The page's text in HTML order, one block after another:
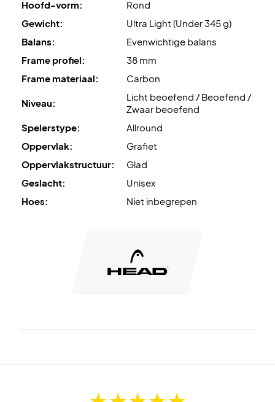
Wordt geleverd zonder hoes!
Hoofd-vorm:
Rond
Gewicht:
Ultra Light (Under 345 g)
Balans:
Evenwichtige balans
Frame profiel:
38 mm
Frame materiaal:
Carbon
Niveau:
Licht beoefend / Beoefend /
Zwaar beoefend
Spelerstype:
Allround
Oppervlak:
Grafiet
Oppervlakstructuur:
Glad
Geslacht:
Unisex
Hoes:
Niet inbegrepen